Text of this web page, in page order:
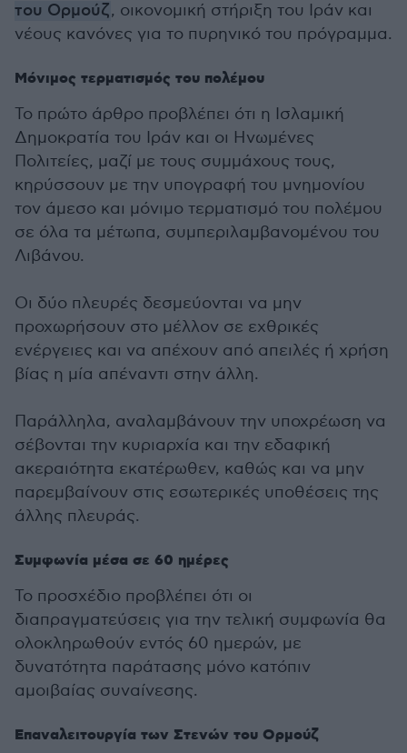
του Ορμούζ, οικονομική στήριξη του Ιράν και
νέους κανόνες για το πυρηνικό του πρόγραμμα.
Μόνιμος τερματισμός του πολέμου
Το πρώτο άρθρο προβλέπει ότι η Ισλαμική
Δημοκρατία του Ιράν και οι Ηνωμένες
Πολιτείες, μαζί με τους συμμάχους τους,
κηρύσσουν με την υπογραφή του μνημονίου
τον άμεσο και μόνιμο τερματισμό του πολέμου
σε όλα τα μέτωπα, συμπεριλαμβανομένου του
Λιβάνου.
Οι δύο πλευρές δεσμεύονται να μην
προχωρήσουν στο μέλλον σε εχθρικές
ενέργειες και να απέχουν από απειλές ή χρήση
βίας η μία απέναντι στην άλλη.
Παράλληλα, αναλαμβάνουν την υποχρέωση να
σέβονται την κυριαρχία και την εδαφική
ακεραιότητα εκατέρωθεν, καθώς και να μην
παρεμβαίνουν στις εσωτερικές υποθέσεις της
άλλης πλευράς.
Συμφωνία μέσα σε 60 ημέρες
Το προσχέδιο προβλέπει ότι οι
διαπραγματεύσεις για την τελική συμφωνία θα
ολοκληρωθούν εντός 60 ημερών, με
δυνατότητα παράτασης μόνο κατόπιν
αμοιβαίας συναίνεσης.
Επαναλειτουργία των Στενών του Ορμούζ